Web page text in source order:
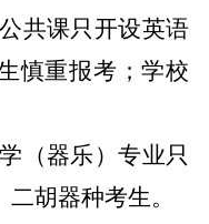
共课只开设英语
慎重报考；学校
（器乐）专业只
胡器种考生。